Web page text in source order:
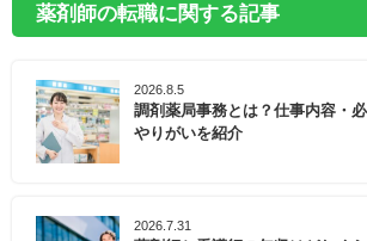
薬剤師の転職に関する記事
2026.8.5
調剤薬局事務とは？仕事内容・
やりがいを紹介
2026.7.31